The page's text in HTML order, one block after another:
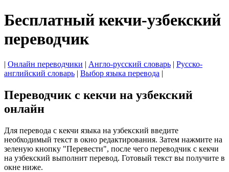
Бесплатный кекчи-узбекский
переводчик
| Онлайн переводчики | Англо-русский словарь | Русско-
английский словарь | Выбор языка перевода |
Переводчик с кекчи на узбекский
онлайн
Для перевода с кекчи языка на узбекский введите
необходимый текст в окно редактирования. Затем нажмите на
зеленую кнопку "Перевести", после чего переводчик с кекчи
на узбекский выполнит перевод. Готовый текст вы получите в
окне ниже.